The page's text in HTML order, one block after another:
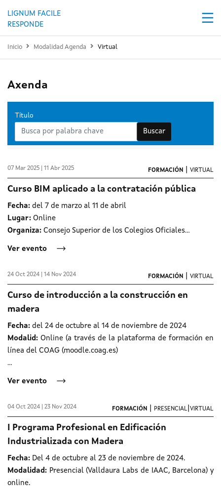
LIGNUM FACILE
RESPONDE
Inicio Modalidad Agenda Virtual
Axenda
Título
Buscar
07 Mar 2025 | 11 Abr 2025 FORMACIÓN VIRTUAL
Curso BIM aplicado a la contratación pública
Fecha: del 7 de marzo al 11 de abril
Lugar: Online
Organiza: Consejo Superior de los Colegios Oficiales...
Ver evento
24 Oct 2024 | 14 Nov 2024 FORMACIÓN VIRTUAL
Curso de introducción a la construcción en
madera
Fecha: del 24 de octubre al 14 de noviembre de 2024
Modalid: Online (a través de la plataforma de formación en
línea del COAG (moodle.coag.es)
...
Ver evento
04 Oct 2024 | 23 Nov 2024 FORMACIÓN PRESENCIAL VIRTUAL
I Programa Profesional en Edificación
Industrializada con Madera
Fecha: Del 4 de octubre al 23 de noviembre de 2024.
Modalidad: Presencial (Valldaura Labs de IAAC, Barcelona) y
online.